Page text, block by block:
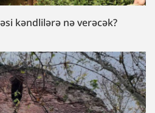
kəndlilərə nə verəcək?